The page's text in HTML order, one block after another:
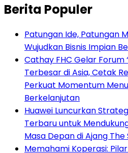
Berita Populer
Patungan Ide, Patungan
Wujudkan Bisnis Impian
Cathay FHC Gelar Forum
Terbesar di Asia, Cetak
Perkuat Momentum
Berkelanjutan
Huawei Luncurkan
Terbaru untuk
Masa Depan di Ajang
Memahami Koperasi: